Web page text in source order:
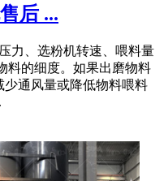
后 ...
力、选粉机转速、喂料量
料的细度。如果出磨物料
通风量或降低物料喂料